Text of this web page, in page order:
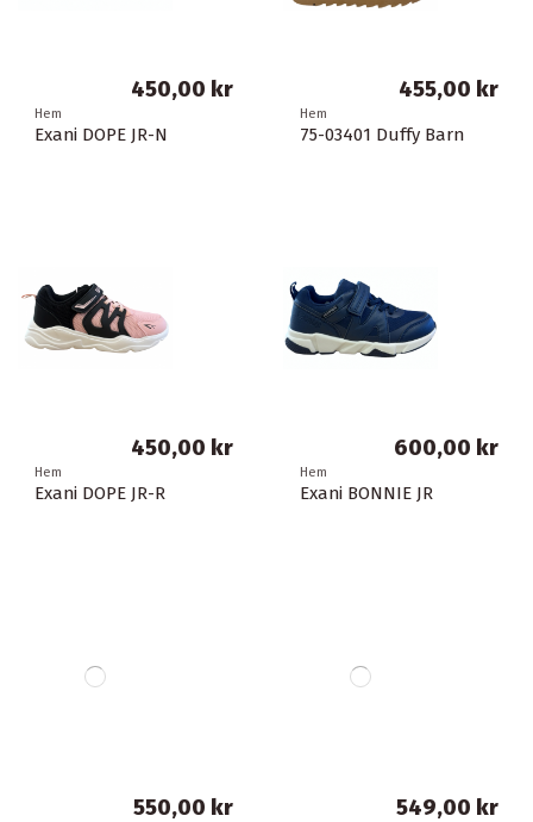
Hem
75-03401 Duffy Barn
455,00 kr
Hem
Exani DOPE JR-N
450,00 kr
Hem
Exani BONNIE JR
600,00 kr
Hem
Exani DOPE JR-R
450,00 kr
549,00 kr
550,00 kr